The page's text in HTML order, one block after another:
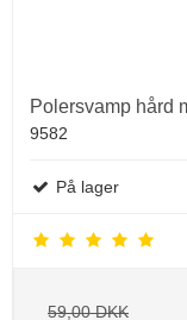
Polersvamp hård
9582
På lager
59,00 DKK